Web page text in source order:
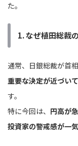
た。
1. なぜ植田総裁
通常、日銀総裁が首
重要な決定が近づい
す。
特に今回は、 円高が
投資家の警戒感が一